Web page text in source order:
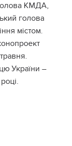
КМДА,
голова
містом.
України –